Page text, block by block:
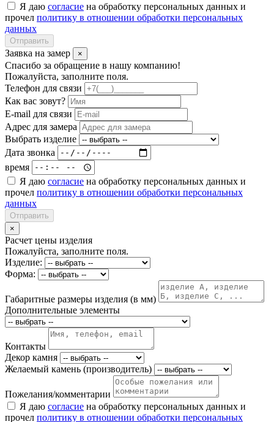
Я даю согласие на обработку персональных данных и
прочел политику в отношении обработки персональных
данных
Отправить
Заявка на замер ×
Спасибо за обращение в нашу компанию!
Пожалуйста, заполните поля.
Телефон для связи
Как вас зовут?
E-mail для связи
Адрес для замера
Выбрать изделие
Дата звонка
время
Я даю согласие на обработку персональных данных и
прочел политику в отношении обработки персональных
данных
Отправить
×
Расчет цены изделия
Пожалуйста, заполните поля.
Изделие:
Форма:
Габаритные размеры изделия (в мм)
Дополнительные элементы
Контакты
Декор камня
Желаемый камень (производитель)
Пожелания/комментарии
Я даю согласие на обработку персональных данных и
прочел политику в отношении обработки персональных